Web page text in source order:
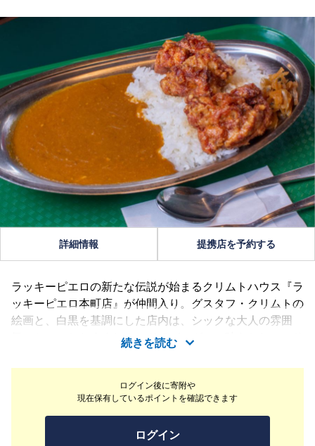
ログイン後に寄附や
現在保有しているポイントを確認できます
ログイン
詳細情報 提携店を予約する
ラッキーピエロの新たな伝説が始まるクリムトハウス『ラ
ッキーピエロ本町店』が仲間入り。グスタフ・クリムトの
絵画と、白黒を基調にした店内は、シックな大人の雰囲
気。ちょっとおすましムードでパーガーの味もおしゃべり
も、クリムトティックに！さあ、ほんの少しちがったあな
たがそこにはいるかも…。本町店は、ラッキーピエロの他
の店舗とはかなり雰囲気。落ち着いた色合いの壁紙や黒一
色のソファーなど、シックな大人の雰囲気が漂うお店で
す。そして、ラッキーピエロ一番の穴場店。ゴールデンウ
ィークや夏休み期間などの行列ができるような時期は、本
続きを読む